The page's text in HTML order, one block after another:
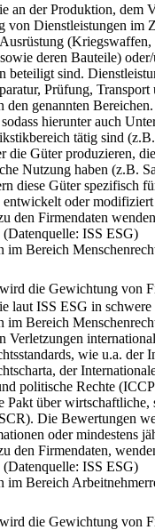
an der Produktion, dem
von Dienstleistungen im
(Kriegswaffen,
deren Bauteile)
beteiligt sind.
Prüfung, Transport
den genannten
hierunter auch
tätig sind
die Güter produzieren,
Nutzung haben (z.B.
diese Güter spezifisch
entwickelt oder
den Firmendaten
ISS ESG)
im Bereich
die Gewichtung von
laut ISS ESG in schwere
im Bereich
Verletzungen
wie u.a. der
der
politische Rechte
Pakt über
Die Bewertungen
oder mindestens
den Firmendaten,
ISS ESG)
im Bereich
die Gewichtung von